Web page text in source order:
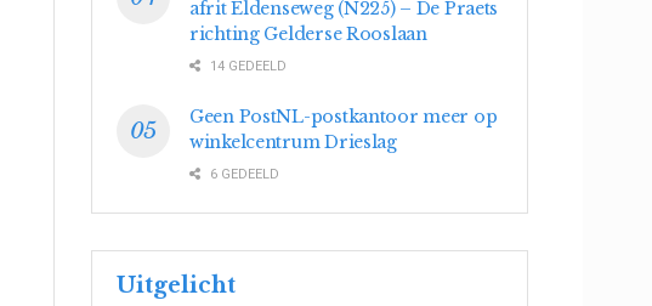
afrit Eldenseweg (N225) – De Praets
richting Gelderse Rooslaan
14 GEDEELD
Geen PostNL-postkantoor meer op
winkelcentrum Drieslag
6 GEDEELD
Uitgelicht